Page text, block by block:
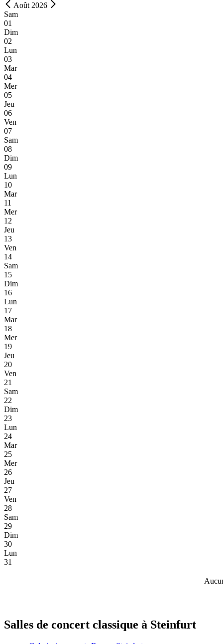
Août 2026
Sam
01
Dim
02
Lun
03
Mar
04
Mer
05
Jeu
06
Ven
07
Sam
08
Dim
09
Lun
10
Mar
11
Mer
12
Jeu
13
Ven
14
Sam
15
Dim
16
Lun
17
Mar
18
Mer
19
Jeu
20
Ven
21
Sam
22
Dim
23
Lun
24
Mar
25
Mer
26
Jeu
27
Ven
28
Sam
29
Dim
30
Lun
31
Salles de concert classique à Steinfurt